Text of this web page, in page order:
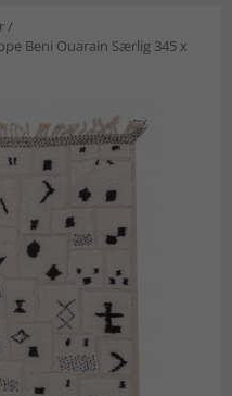
/
Beni Ouarain Særlig 345 x